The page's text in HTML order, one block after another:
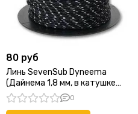
80 руб
Линь SevenSub Dyneema
(Дайнема 1,8 мм, в катушке
400 м, нагрузка 180 кг, черно-
белый, цена за 1м)
0